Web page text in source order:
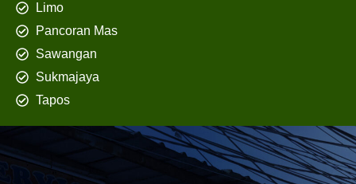
Limo
Pancoran Mas
Sawangan
Sukmajaya
Tapos